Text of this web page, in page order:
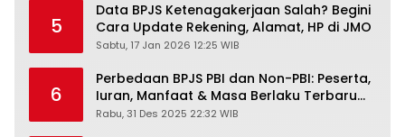
5
Data BPJS Ketenagakerjaan Salah? Begini
Cara Update Rekening, Alamat, HP di JMO
Sabtu, 17 Jan 2026 12:25 WIB
6
Perbedaan BPJS PBI dan Non-PBI: Peserta,
Iuran, Manfaat & Masa Berlaku Terbaru
2026
Rabu, 31 Des 2025 22:32 WIB